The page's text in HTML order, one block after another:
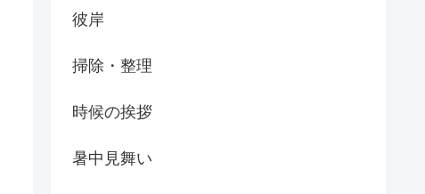
彼岸
掃除・整理
時候の挨拶
暑中見舞い